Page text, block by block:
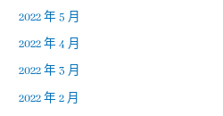
2022 年 5 月
2022 年 4 月
2022 年 3 月
2022 年 2 月